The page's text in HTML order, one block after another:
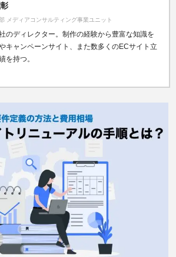
メディアコンサルティング事業ユニット
のディレクター。制作の経験から豊富な知識を
キャンペーンサイト、また数多くのECサイト立
を持つ。